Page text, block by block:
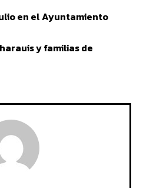
en el Ayuntamiento
y familias de